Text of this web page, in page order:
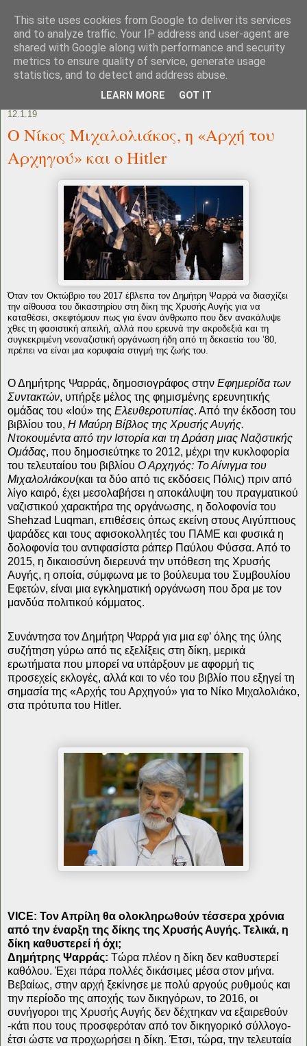
12.1.19
Ο Νίκος Μιχαλολιάκος, η «Αρχή του
Αρχηγού» και ο Hitler
Όταν τον Οκτώβριο του 2017 έβλεπα τον Δημήτρη Ψαρρά να διασχίζει
την αίθουσα του δικαστηρίου στη δίκη της Χρυσής Αυγής για να
καταθέσει, σκεφτόμουν πως για έναν άνθρωπο που δεν ανακάλυψε
χθες τη φασιστική απειλή, αλλά που ερευνά την ακροδεξιά και τη
συγκεκριμένη νεοναζιστική οργάνωση ήδη από τη δεκαετία του ’80,
πρέπει να είναι μια κορυφαία στιγμή της ζωής του.
Ο Δημήτρης Ψαρράς, δημοσιογράφος στην Εφημερίδα των
Συντακτών, υπήρξε μέλος της φημισμένης ερευνητικής
ομάδας του «Ιού» της Ελευθεροτυπίας. Από την έκδοση του
βιβλίου του, Η Μαύρη Βίβλος της Χρυσής Αυγής.
Ντοκουμέντα από την Ιστορία και τη Δράση μιας Ναζιστικής
Ομάδας, που δημοσιεύτηκε το 2012, μέχρι την κυκλοφορία
του τελευταίου του βιβλίου Ο Αρχηγός: Το Αίνιγμα του
Μιχαλολιάκου(και τα δύο από τις εκδόσεις Πόλις) πριν από
λίγο καιρό, έχει μεσολαβήσει η αποκάλυψη του πραγματικού
ναζιστικού χαρακτήρα της οργάνωσης, η δολοφονία του
Shehzad Luqman, επιθέσεις όπως εκείνη στους Αιγύπτιους
ψαράδες και τους αφισοκολλητές του ΠΑΜΕ και φυσικά η
δολοφονία του αντιφασίστα ράπερ Παύλου Φύσσα. Από το
2015, η δικαιοσύνη διερευνά την υπόθεση της Χρυσής
Αυγής, η οποία, σύμφωνα με το βούλευμα του Συμβουλίου
Εφετών, είναι μια εγκληματική οργάνωση που δρα με τον
μανδύα πολιτικού κόμματος.
Συνάντησα τον Δημήτρη Ψαρρά για μια εφ’ όλης της ύλης
συζήτηση γύρω από τις εξελίξεις στη δίκη, μερικά
ερωτήματα που μπορεί να υπάρξουν με αφορμή τις
προσεχείς εκλογές, αλλά και το νέο του βιβλίο που εξηγεί τη
σημασία της «Αρχής του Αρχηγού» για το Νίκο Μιχαλολιάκο,
στα πρότυπα του Hitler.
VICE: Τον Απρίλη θα ολοκληρωθούν τέσσερα χρόνια
από την έναρξη της δίκης της Χρυσής Αυγής. Τελικά, η
δίκη καθυστερεί ή όχι;
Δημήτρης Ψαρράς: Τώρα πλέον η δίκη δεν καθυστερεί
καθόλου. Έχει πάρα πολλές δικάσιμες μέσα στον μήνα.
Βεβαίως, στην αρχή ξεκίνησε με πολύ αργούς ρυθμούς και
την περίοδο της αποχής των δικηγόρων, το 2016, οι
συνήγοροι της Χρυσής Αυγής δεν δέχτηκαν να εξαιρεθούν
-κάτι που τους προσφερόταν από τον δικηγορικό σύλλογο-
έτσι ώστε να προχωρήσει η δίκη. Έτσι, τώρα, την τελευταία
This site uses cookies from Google to deliver its services
and to analyze traffic. Your IP address and user-agent are
shared with Google along with performance and security
metrics to ensure quality of service, generate usage
statistics, and to detect and address abuse.
LEARN MORE GOT IT